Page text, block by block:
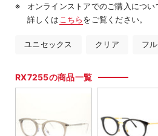
オンラインストアでのご購入につ
詳しくは こちらをご覧ください。
ユニセックス クリア フ
RX7255の商品一覧